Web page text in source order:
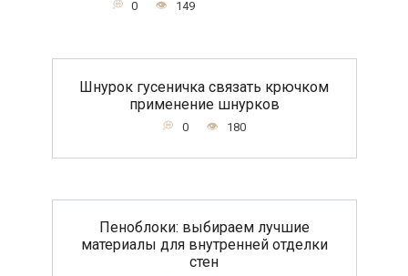
0 149
Шнурок гусеничка связать крючком
применение шнурков
0 180
Пеноблоки: выбираем лучшие
материалы для внутренней отделки
стен